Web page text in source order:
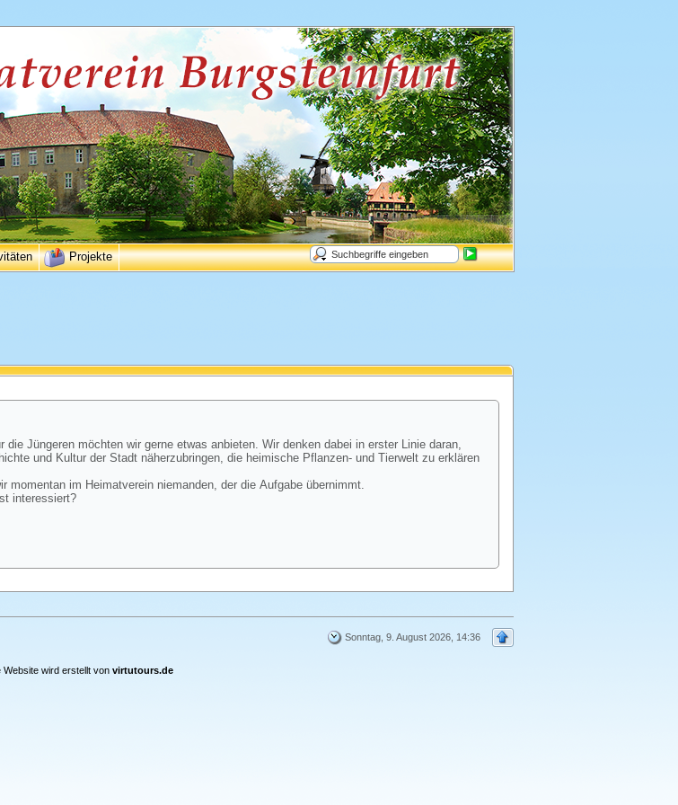
Projekte
Jüngeren möchten wir gerne etwas anbieten. Wir denken dabei in erster Linie daran,
und Kultur der Stadt näherzubringen, die heimische Pflanzen- und Tierwelt zu erklären
momentan im Heimatverein niemanden, der die Aufgabe übernimmt.
interessiert?
Sonntag, 9. August 2026, 14:36
Website wird erstellt von virtutours.de